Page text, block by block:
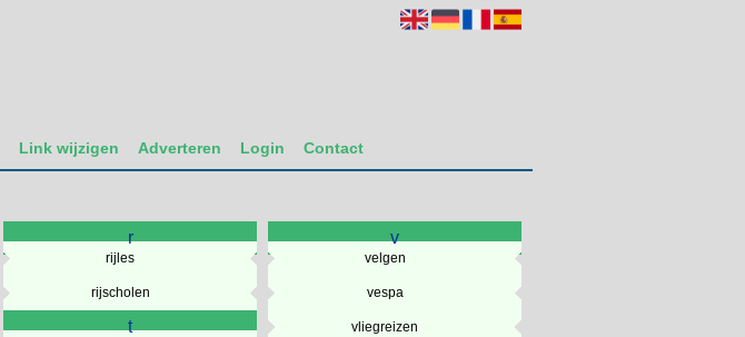
Link wijzigen Adverteren Login Contact
r
rijles
rijscholen
t
v
velgen
vespa
vliegreizen